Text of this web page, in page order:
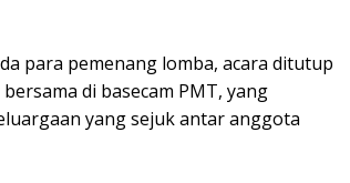
para pemenang lomba, acara ditutup
di basecam PMT, yang
yang sejuk antar anggota